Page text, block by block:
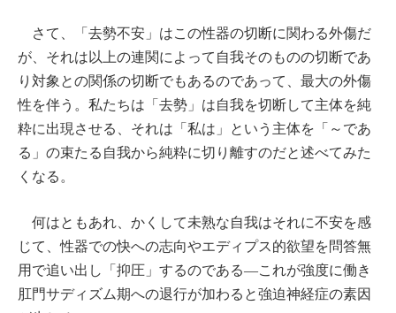
さて、「去勢不安」はこの性器の切断に関わる外傷だ
が、それは以上の連関によって自我そのものの切断であ
り対象との関係の切断でもあるのであって、最大の外傷
性を伴う。私たちは「去勢」は自我を切断して主体を純
粋に出現させる、それは「私は」という主体を「～であ
る」の束たる自我から純粋に切り離すのだと述べてみた
くなる。
何はともあれ、かくして未熟な自我はそれに不安を感
じて、性器での快への志向やエディプス的欲望を問答無
用で追い出し「抑圧」するのである―これが強度に働き
肛門サディズム期への退行が加わると強迫神経症の素因